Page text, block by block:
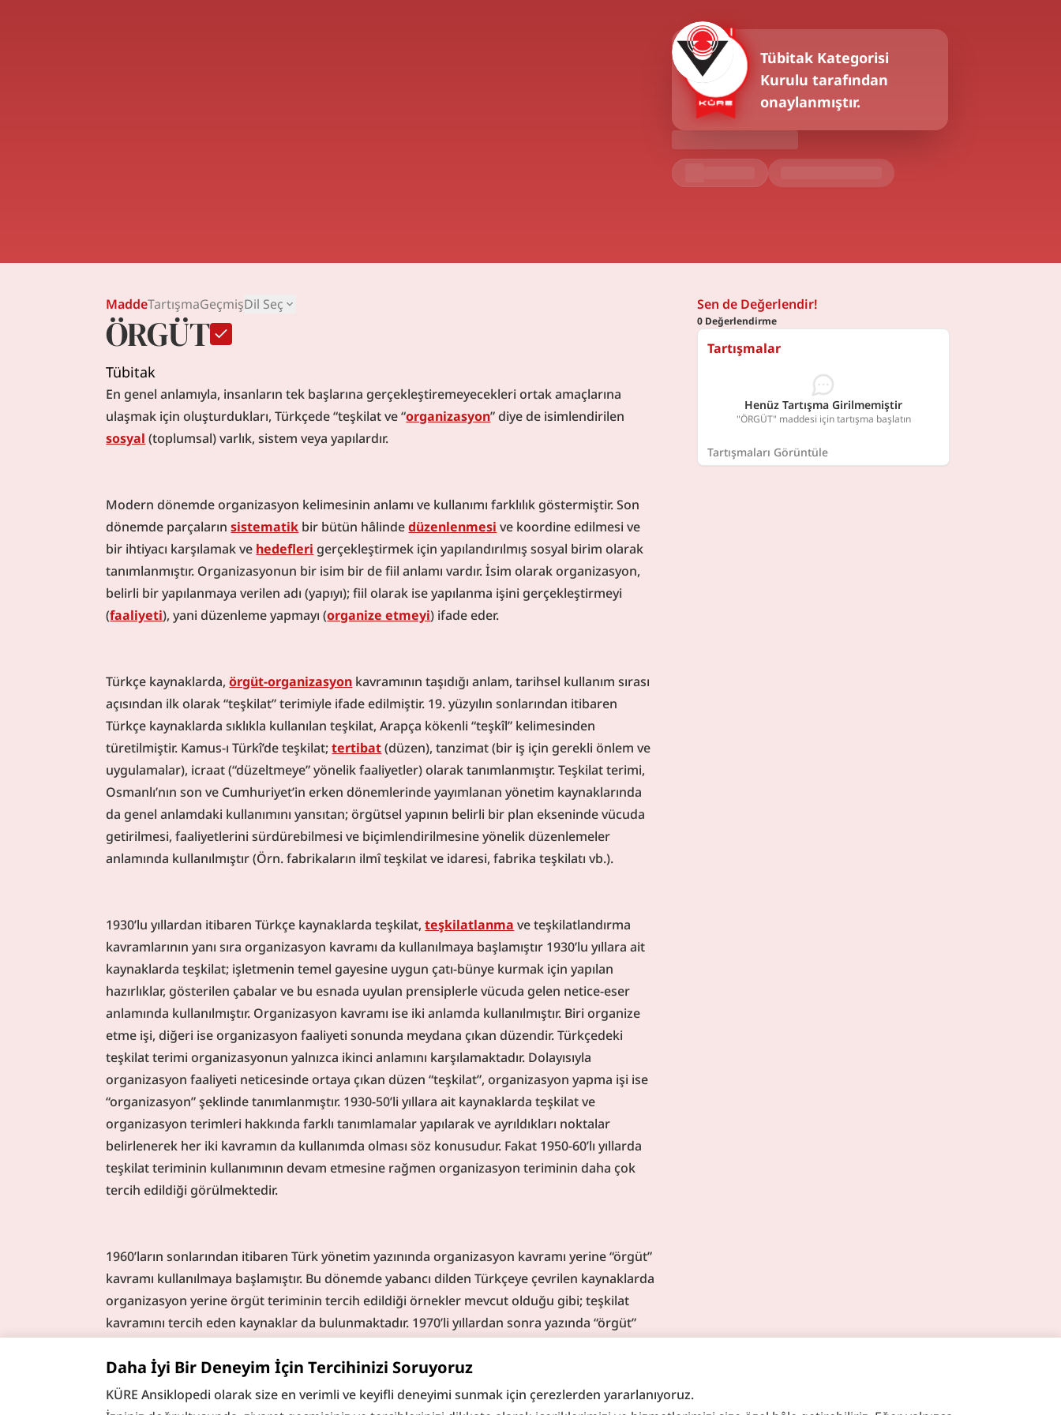
Daha İyi Bir Deneyim İçin Tercihinizi Soruyoruz
KÜRE Ansiklopedi olarak size en verimli ve keyifli deneyimi sunmak için çerezlerden yararlanıyoruz.
Tübitak Kategorisi
Kurulu tarafından
onaylanmıştır.
MaddeTartışmaGeçmişDil Seç
ÖRGÜT
Tübitak
En genel anlamıyla, insanların tek başlarına gerçekleştiremeyecekleri ortak amaçlarına
ulaşmak için oluşturdukları, Türkçede “teşkilat ve “organizasyon
sosyal (toplumsal) varlık, sistem veya yapılardır.
Modern dönemde organizasyon kelimesinin anlamı ve kullanımı farklılık göstermiştir. Son
dönemde parçaların sistematik bir bütün hâlinde düzenlenmesi ve koordine edilmesi ve
bir ihtiyacı karşılamak ve hedefleri gerçekleştirmek için yapılandırılmış sosyal birim olarak
tanımlanmıştır. Organizasyonun bir isim bir de fiil anlamı vardır. İsim olarak organizasyon,
belirli bir yapılanmaya verilen adı (yapıyı); fiil olarak ise yapılanma işini gerçekleştirmeyi
(faaliyeti), yani düzenleme yapmayı (organize etmeyi) ifade eder.
Türkçe kaynaklarda, örgüt-organizasyon kavramının taşıdığı anlam, tarihsel kullanım sırası
açısından ilk olarak “teşkilat” terimiyle ifade edilmiştir. 19. yüzyılın sonlarından itibaren
Türkçe kaynaklarda sıklıkla kullanılan teşkilat, Arapça kökenli “teşkîl” kelimesinden
türetilmiştir. Kamus-ı Türkî’de teşkilat; tertibat (düzen), tanzimat (bir iş için gerekli önlem ve
uygulamalar), icraat (“düzeltmeye” yönelik faaliyetler) olarak tanımlanmıştır. Teşkilat terimi,
Osmanlı’nın son ve Cumhuriyet’in erken dönemlerinde yayımlanan yönetim kaynaklarında
da genel anlamdaki kullanımını yansıtan; örgütsel yapının belirli bir plan ekseninde vücuda
getirilmesi, faaliyetlerini sürdürebilmesi ve biçimlendirilmesine yönelik düzenlemeler
anlamında kullanılmıştır (Örn. fabrikaların ilmî teşkilat ve idaresi, fabrika teşkilatı vb.).
1930’lu yıllardan itibaren Türkçe kaynaklarda teşkilat, teşkilatlanma ve teşkilatlandırma
kavramlarının yanı sıra organizasyon kavramı da kullanılmaya başlamıştır 1930’lu yıllara ait
kaynaklarda teşkilat; işletmenin temel gayesine uygun çatı-bünye kurmak için yapılan
hazırlıklar, gösterilen çabalar ve bu esnada uyulan prensiplerle vücuda gelen netice-eser
anlamında kullanılmıştır. Organizasyon kavramı ise iki anlamda kullanılmıştır. Biri organize
etme işi, diğeri ise organizasyon faaliyeti sonunda meydana çıkan düzendir. Türkçedeki
teşkilat terimi organizasyonun yalnızca ikinci anlamını karşılamaktadır. Dolayısıyla
organizasyon faaliyeti neticesinde ortaya çıkan düzen “teşkilat”, organizasyon yapma işi ise
“organizasyon” şeklinde tanımlanmıştır. 1930-50’li yıllara ait kaynaklarda teşkilat ve
organizasyon terimleri hakkında farklı tanımlamalar yapılarak ve ayrıldıkları noktalar
belirlenerek her iki kavramın da kullanımda olması söz konusudur. Fakat 1950-60’lı yıllarda
teşkilat teriminin kullanımının devam etmesine rağmen organizasyon teriminin daha çok
tercih edildiği görülmektedir.
1960’ların sonlarından itibaren Türk yönetim yazınında organizasyon kavramı yerine “örgüt”
kavramı kullanılmaya başlamıştır. Bu dönemde yabancı dilden Türkçeye çevrilen kaynaklarda
organizasyon yerine örgüt teriminin tercih edildiği örnekler mevcut olduğu gibi; teşkilat
kavramını tercih eden kaynaklar da bulunmaktadır. 1970’li yıllardan sonra yazında “örgüt”
teorisi ”, “örgütsel davranış ”, “örgütsel bağlılık ”, “örgütsel vatandaşlık” gibi, “örgüt” terimini
merkeze alan kavramlar ekseninde, organizasyonların farklı yönlerini ele alan bilimsel
çalışmalar yapılmaktadır.
Sen de Değerlendir!
0 Değerlendirme
Tartışmalar
Henüz Tartışma Girilmemiştir
"ÖRGÜT" maddesi için tartışma başlatın
Tartışmaları Görüntüle